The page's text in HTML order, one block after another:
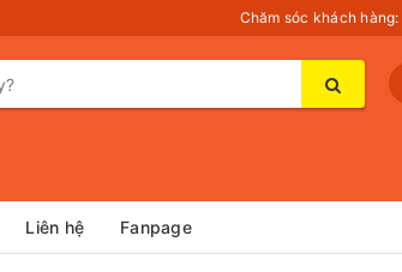
Chăm sóc khách hàng:
Liên hệ Fanpage